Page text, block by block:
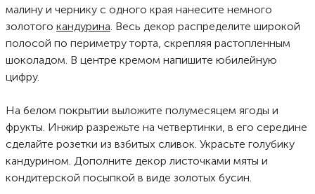
малину и чернику с одного края нанесите немного
золотого кандурина. Весь декор распределите широкой
полосой по периметру торта, скрепляя растопленным
шоколадом. В центре кремом напишите юбилейную
цифру.
На белом покрытии выложите полумесяцем ягоды и
фрукты. Инжир разрежьте на четвертинки, в его середине
сделайте розетки из взбитых сливок. Украсьте голубику
кандурином. Дополните декор листочками мяты и
кондитерской посыпкой в виде золотых бусин.